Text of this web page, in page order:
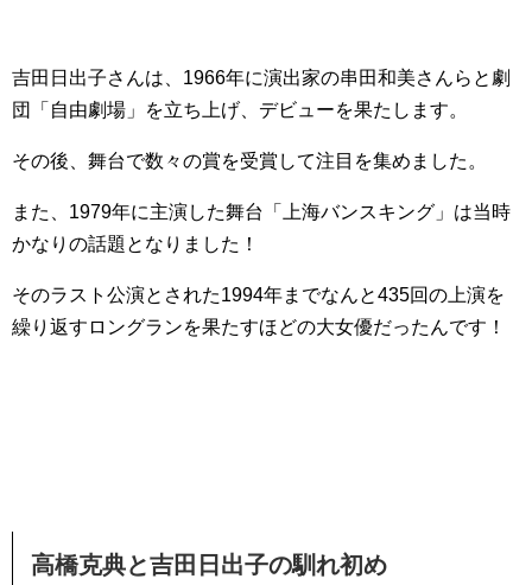
吉田日出子さんは、1966年に演出家の串田和美さんらと劇
団「自由劇場」を立ち上げ、デビューを果たします。
その後、舞台で数々の賞を受賞して注目を集めました。
また、1979年に主演した舞台「上海バンスキング」は当時
かなりの話題となりました！
そのラスト公演とされた1994年までなんと435回の上演を
繰り返すロングランを果たすほどの大女優だったんです！
高橋克典と吉田日出子の馴れ初め